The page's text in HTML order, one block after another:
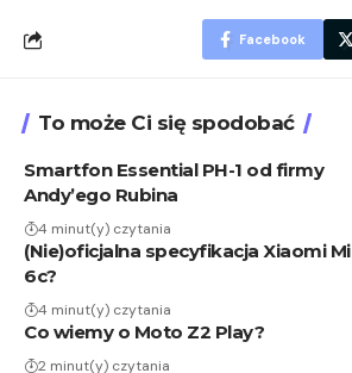
Facebook
To może Ci się spodobać
Smartfon Essential PH-1 od firmy
Andy’ego Rubina
4 minut(y) czytania
(Nie)oficjalna specyfikacja Xiaomi Mi
6c?
4 minut(y) czytania
Co wiemy o Moto Z2 Play?
2 minut(y) czytania